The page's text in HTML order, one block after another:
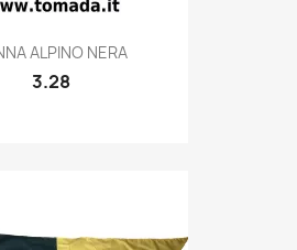
Quick view
ALPINO NERA
3.28